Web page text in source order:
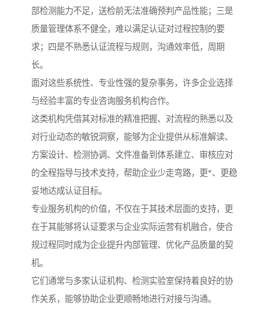
部检测能力不足，送检前无法准确预判产品性能；三是
质量管理体系不健全，难以满足认证对过程控制的要
求；四是不熟悉认证流程与规则，沟通效率低，周期
长。
面对这些系统性、专业性强的复杂事务，许多企业选择
与经验丰富的专业咨询服务机构合作。
这类机构凭借其对标准的精准把握、对流程的熟悉以及
对行业动态的敏锐洞察，能够为企业提供从标准解读、
方案设计、检测协调、文件准备到体系建立、审核应对
的全程指导与技术支持，帮助企业少走弯路，更*、更稳
妥地达成认证目标。
专业服务机构的价值，不仅在于其技术层面的支持，更
在于其能够将认证要求与企业实际运营有机融合，使合
规过程同时成为企业提升内部管理、优化产品质量的契
机。
它们通常与多家认证机构、检测实验室保持着良好的协
作关系，能够协助企业更顺畅地进行对接与沟通。